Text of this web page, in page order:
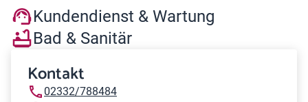
Kundendienst & Wartung
Bad & Sanitär
Kontakt
02332/788484